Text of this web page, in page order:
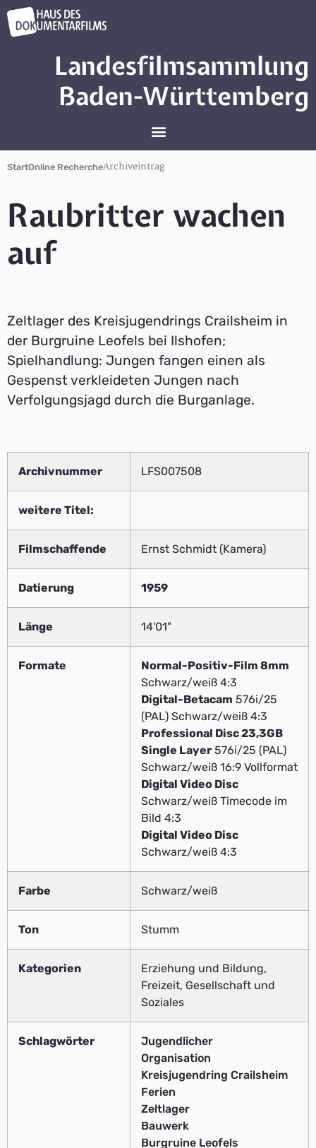
Landesfilmsammlung
Baden-Württemberg
StartOnline RechercheArchiveintrag
Raubritter wachen
auf
Zeltlager des Kreisjugendrings Crailsheim in
der Burgruine Leofels bei Ilshofen;
Spielhandlung: Jungen fangen einen als
Gespenst verkleideten Jungen nach
Verfolgungsjagd durch die Burganlage.
Archivnummer LFS007508
weitere Titel:
Filmschaffende Ernst Schmidt (Kamera)
Datierung 1959
Länge 14'01"
Formate
Normal-Positiv-Film 8mm
Schwarz/weiß 4:3
Digital-Betacam 576i/25
(PAL) Schwarz/weiß 4:3
Professional Disc 23,3GB
Single Layer 576i/25 (PAL)
Schwarz/weiß 16:9 Vollformat
Digital Video Disc
Schwarz/weiß Timecode im
Bild 4:3
Digital Video Disc
Schwarz/weiß 4:3
Farbe Schwarz/weiß
Ton Stumm
Kategorien
Erziehung und Bildung,
Freizeit, Gesellschaft und
Soziales
Schlagwörter
Jugendlicher
Organisation
Kreisjugendring Crailsheim
Ferien
Zeltlager
Bauwerk
Burgruine Leofels